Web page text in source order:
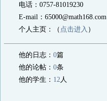
电话：0757-81019230
E-mail：65000@math168.com
个人主页：（ 点击进入 ）
他的日志： 0篇
他的论帖： 0条
他的学生： 12人